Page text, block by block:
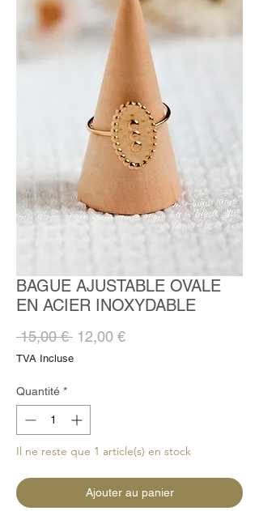
BAGUE AJUSTABLE OVALE
EN ACIER INOXYDABLE
15,00 € Prix
original
12,00 €Prix
TVA Incluse
Quantité *
Il ne reste que 1 article(s) en stock
Ajouter au panier